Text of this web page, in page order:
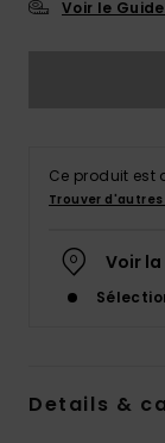
Voir le
Ce produit est
Trouver
Voir
Details &